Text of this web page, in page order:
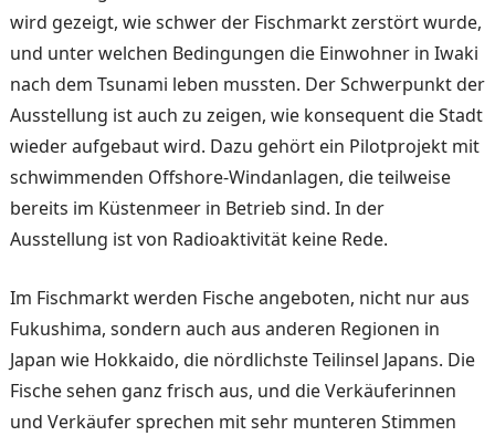
wird gezeigt, wie schwer der Fischmarkt zerstört wurde,
und unter welchen Bedingun­gen die Einwohner in Iwaki
nach dem Tsunami leben mussten. Der Schwerpunkt der
Aus­stellung ist auch zu zeigen, wie konsequent die Stadt
wie­der aufgebaut wird. Dazu ge­hört ein Pilotprojekt mit
schwimmenden Offshore-Wind­anlagen, die teilweise
bereits im Küstenmeer in Betrieb sind. In der
Ausstellung ist von Radioaktivität keine Re­de.
Im Fischmarkt werden Fische angeboten, nicht nur aus
Fukushima, sondern auch aus anderen Regionen in
Japan wie Hokkaido, die nördlichste Teilinsel Japans. Die
Fische sehen ganz frisch aus, und die Verkäuferinnen
und Verkäufer sprechen mit sehr munteren Stimmen